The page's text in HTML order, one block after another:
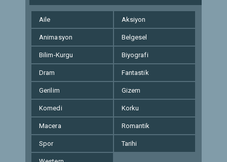
Aile Aksiyon
Animasyon Belgesel
Bilim-Kurgu Biyografi
Dram Fantastik
Gerilim Gizem
Komedi Korku
Macera Romantik
Spor Tarihi